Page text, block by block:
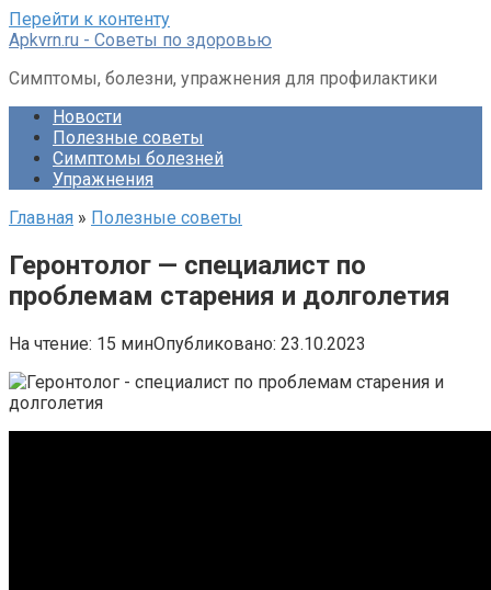
Перейти к контенту
Apkvrn.ru - Советы по здоровью
Симптомы, болезни, упражнения для профилактики
Новости
Полезные советы
Симптомы болезней
Упражнения
Главная » Полезные советы
Геронтолог — специалист по
проблемам старения и долголетия
На чтение: 15 минОпубликовано: 23.10.2023